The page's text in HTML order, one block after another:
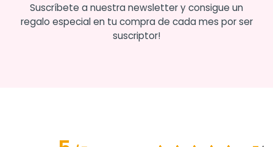
Suscríbete a nuestra newsletter y consigue un
regalo especial en tu compra de cada mes por ser
suscriptor!